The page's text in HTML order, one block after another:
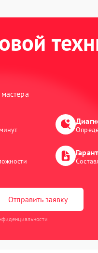
Отправить заявку